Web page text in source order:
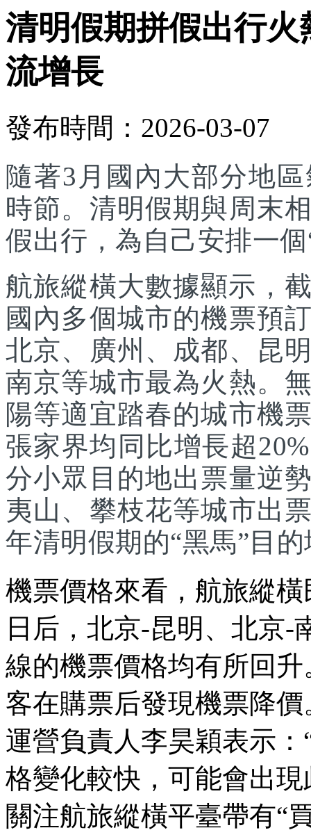
清明假期拼假出行
流增長
發布時間：2026-03-07
隨著3月國內大部分地
時節。清明假期與周末
假出行，為自己安排一
航旅縱橫大數據顯示，
國內多個城市的機票預
北京、廣州、成都、昆
南京等城市最為火熱。
陽等適宜踏春的城市機
張家界均同比增長超
分小眾目的地出票量逆
夷山、攀枝花等城市出
年清明假期的“黑馬”目
機票價格來看，航旅縱
日后，北京-昆明、北京-
線的機票價格均有所回
客在購票后發現機票降
運營負責人李昊穎表示
格變化較快，可能會出
關注航旅縱橫平臺帶有“